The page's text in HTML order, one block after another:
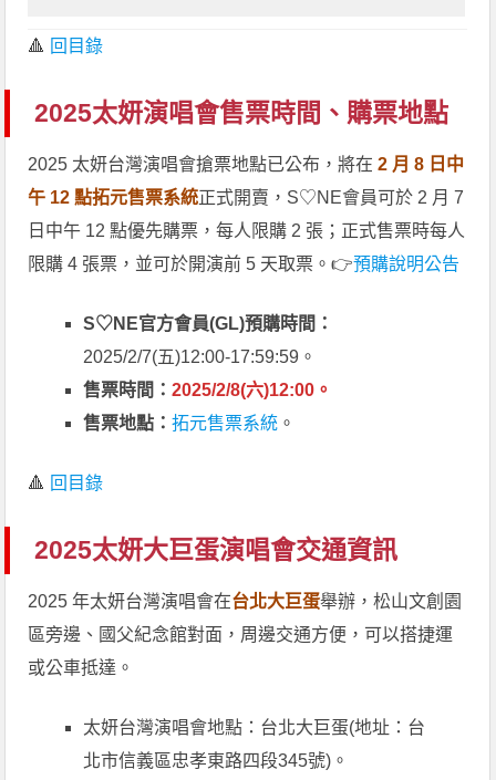
🔺 回目錄
2025太妍演唱會售票時間、購票地點
2025 太妍台灣演唱會搶票地點已公布，將在 2 月 8 日中
午 12 點拓元售票系統正式開賣，S♡NE會員可於 2 月 7
日中午 12 點優先購票，每人限購 2 張；正式售票時每人
限購 4 張票，並可於開演前 5 天取票。👉預購說明公告
S♡NE官方會員(GL)預購時間：
2025/2/7(五)12:00-17:59:59。
售票時間：2025/2/8(六)12:00。
售票地點：拓元售票系統 。
🔺 回目錄
2025太妍大巨蛋演唱會交通資訊
2025 年太妍台灣演唱會在台北大巨蛋舉辦，松山文創園
區旁邊、國父紀念館對面，周邊交通方便，可以搭捷運
或公車抵達。
太妍台灣演唱會地點：台北大巨蛋(地址：台
北市信義區忠孝東路四段345號)。